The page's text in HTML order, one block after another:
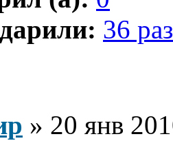
36 раз
» 20 янв